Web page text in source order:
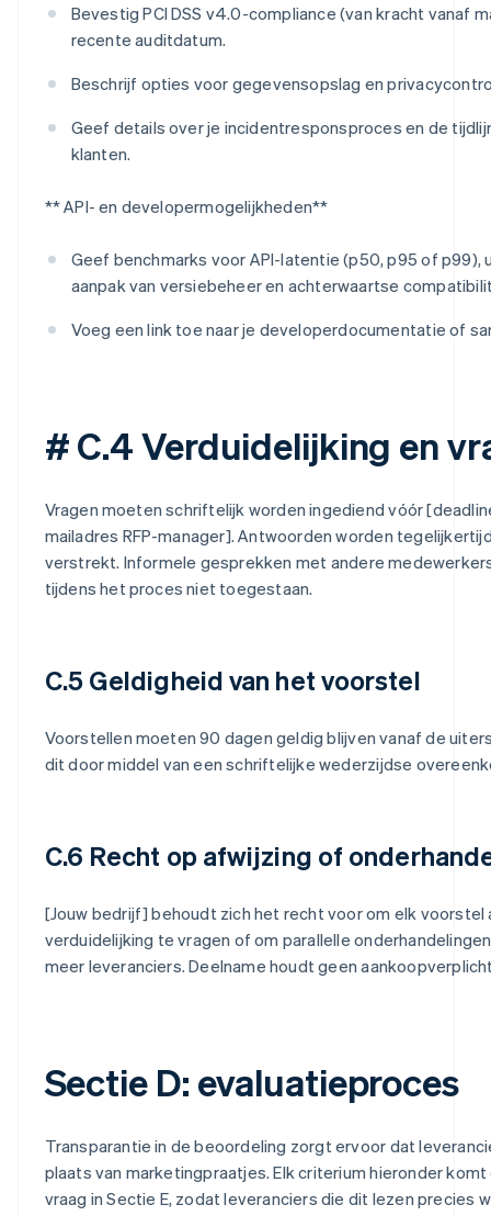
Bevestig PCI DSS v4.0-compliance (van kracht vanaf
recente auditdatum.
Beschrijf opties voor gegevensopslag en
Geef details over je incidentresponsproces en de
klanten.
** API- en developermogelijkheden**
Geef benchmarks voor API-latentie (p50, p95 of p99),
aanpak van versiebeheer en achterwaartse
Voeg een link toe naar je developerdocumentatie of
# C.4 Verduidelijking en
Vragen moeten schriftelijk worden ingediend vóór
mailadres RFP-manager]. Antwoorden worden
verstrekt. Informele gesprekken met andere
tijdens het proces niet toegestaan.
C.5 Geldigheid van het voorstel
Voorstellen moeten 90 dagen geldig blijven vanaf de
dit door middel van een schriftelijke wederzijdse
C.6 Recht op afwijzing of
[Jouw bedrijf] behoudt zich het recht voor om elk voorstel
verduidelijking te vragen of om parallelle
meer leveranciers. Deelname houdt geen
Sectie D: evaluatieproces
Transparantie in de beoordeling zorgt ervoor dat
plaats van marketingpraatjes. Elk criterium hieronder
vraag in Sectie E, zodat leveranciers die dit lezen precies